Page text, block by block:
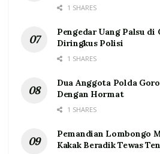
1 SHARES
Pengedar Uang Palsu
Diringkus Polisi
1 SHARES
Dua Anggota Polda
Dengan Hormat
1 SHARES
Pemandian Lombongo
Kakak Beradik Tewas